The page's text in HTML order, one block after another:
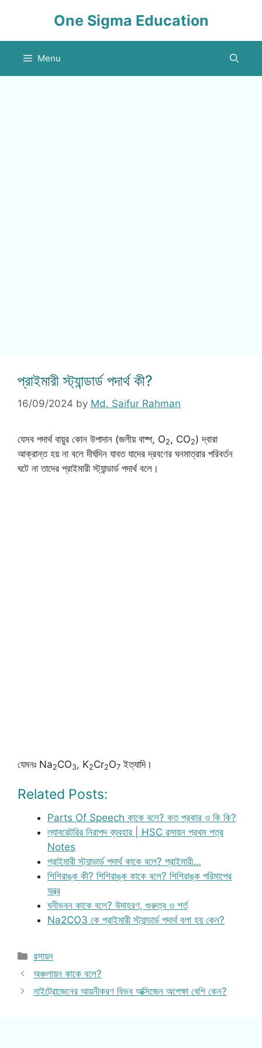
One Sigma Education
Menu
প্রাইমারী স্ট্যান্ডার্ড পদার্থ কী?
16/09/2024 by Md. Saifur Rahman
যেসব পদার্থ বায়ুর কোন উপাদান (জলীয় বাষ্প, O2, CO2) দ্বারা
আক্রান্ত হয় না বলে দীর্ঘদিন যাবত যাদের দ্রবণের ঘনমাত্রার পরিবর্তন
ঘটে না তাদের প্রাইমারী স্ট্যান্ডার্ড পদার্থ বলে।
যেমনঃ Na2CO3, K2Cr2O7 ইত্যাদি।
Related Posts:
Parts Of Speech কাকে বলে? কত প্রকার ও কি কি?
ল্যাবরেটরির নিরাপদ ব্যবহার | HSC রসায়ন প্রথম পত্র
Notes
প্রাইমারী স্ট্যান্ডার্ড পদার্থ কাকে বলে? প্রাইমারী…
শিশিরাঙ্ক কী? শিশিরাঙ্ক কাকে বলে? শিশিরাঙ্ক পরিমাপের
যন্ত্র
ঘনীভবন কাকে বলে? উদাহরণ, গুরুত্ব ও শর্ত
Na2CO3 কে প্রাইমারী স্ট্যান্ডার্ড পদার্থ বলা হয় কেন?
Categories
রসায়ন
অঞ্চলায়ন কাকে বলে?
নাইট্রোজেনের আয়নীকরণ বিভব অক্সিজেন অপেক্ষা বেশি কেন?